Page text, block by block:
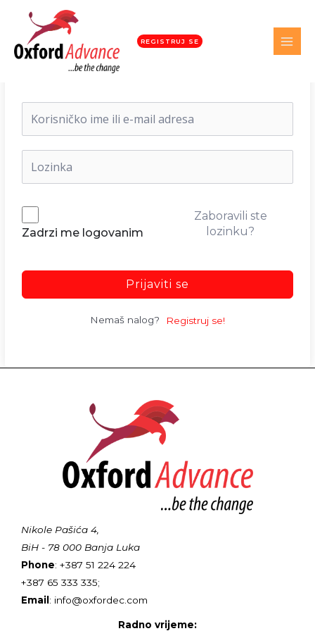
REGISTRUJ SE
Dobrodošli nazad!
Zadrzi me logovanim
Zaboravili ste
lozinku?
Prijaviti se
Nemaš nalog? Registruj se!
Nikole Pašića 4,
BiH - 78 000 Banja Luka
Phone: +387 51 224 224
+387 65 333 335;
Email: info@oxfordec.com
Radno vrijeme: